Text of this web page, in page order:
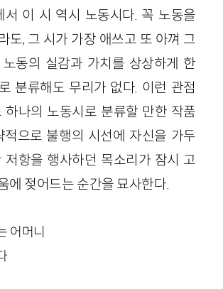
서 이 시 역시 노동시다. 꼭 노동을
도, 그 시가 가장 애쓰고 또 아껴 그
동의 실감과 가치를 상상하게 한
분류해도 무리가 없다. 이런 관점
하나의 노동시로 분류할 만한 작품
적으로 불행의 시선에 자신을 가두
저항을 행사하던 목소리가 잠시 고
에 젖어드는 순간을 묘사한다.
어머니